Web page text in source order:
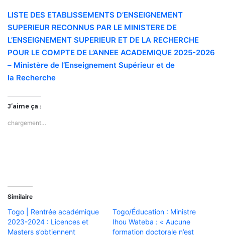
LISTE DES ETABLISSEMENTS D’ENSEIGNEMENT
SUPERIEUR RECONNUS PAR LE MINISTERE DE
L’ENSEIGNEMENT SUPERIEUR ET DE LA RECHERCHE
POUR LE COMPTE DE L’ANNEE ACADEMIQUE 2025-2026
– Ministère de l’Enseignement Supérieur et de
la Recherche
J’aime ça :
chargement…
Similaire
Togo | Rentrée académique
2023-2024 : Licences et
Masters s’obtiennent
Togo/Éducation : Ministre
Ihou Wateba : « Aucune
formation doctorale n’est